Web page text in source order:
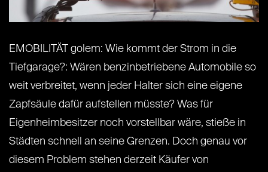
EMOBILITÄT golem: Wie kommt der Strom in die
Tiefgarage?: Wären benzinbetriebene Automobile so
weit verbreitet, wenn jeder Halter sich eine eigene
Zapfsäule dafür aufstellen müsste? Was für
Eigenheimbesitzer noch vorstellbar wäre, stieße in
Städten schnell an seine Grenzen. Doch genau vor
diesem Problem stehen derzeit Käufer von